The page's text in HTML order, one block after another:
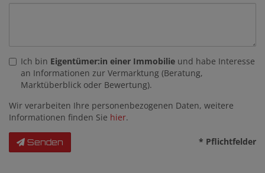
Ich bin Eigentümer:in einer Immobilie und habe Interesse
an Informationen zur Vermarktung (Beratung,
Marktüberblick oder Bewertung).
Wir verarbeiten Ihre personenbezogenen Daten, weitere
Informationen finden Sie hier.
Senden * Pflichtfelder